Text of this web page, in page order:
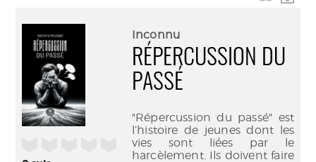
Inconnu
RÉPERCUSSION DU
PASSÉ
"Répercussion du passé" est
l’histoire de jeunes dont les
vies sont liées par le
harcèlement. Ils doivent faire